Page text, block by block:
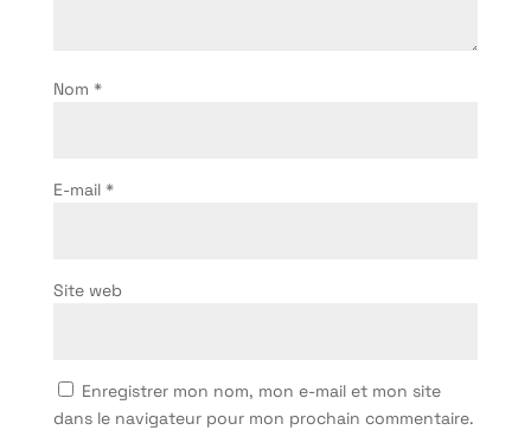
Nom *
E-mail *
Site web
Enregistrer mon nom, mon e-mail et mon site
dans le navigateur pour mon prochain commentaire.